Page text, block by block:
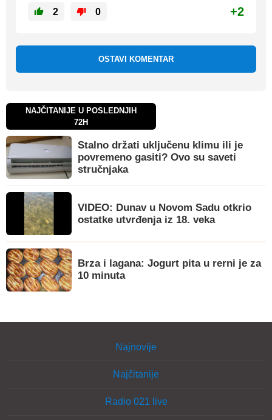
2 0 +2
OSTAVI KOMENTAR
NAJČITANIJE U POSLEDNJIH
72H
Stalno držati uključenu klimu ili je
povremeno gasiti? Ovo su saveti
stručnjaka
VIDEO: Dunav u Novom Sadu otkrio
ostatke utvrđenja iz 18. veka
Brza i lagana: Jogurt pita u rerni je za
10 minuta
Najnovije
Najčitanije
Radio 021 live